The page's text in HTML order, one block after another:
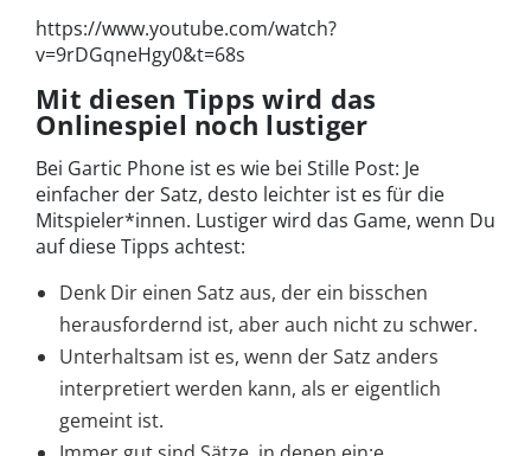
https://www.youtube.com/watch?
v=9rDGqneHgy0&t=68s
Mit diesen Tipps wird das
Onlinespiel noch lustiger
Bei Gartic Phone ist es wie bei Stille Post: Je
einfacher der Satz, desto leichter ist es für die
Mitspieler*innen. Lustiger wird das Game, wenn Du
auf diese Tipps achtest:
Denk Dir einen Satz aus, der ein bisschen
herausfordernd ist, aber auch nicht zu schwer.
Unterhaltsam ist es, wenn der Satz anders
interpretiert werden kann, als er eigentlich
gemeint ist.